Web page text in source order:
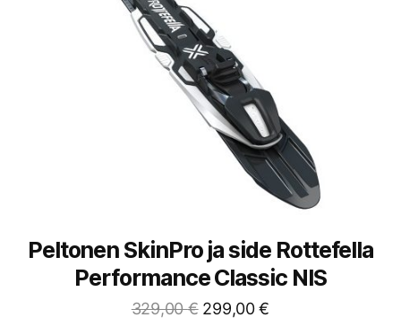
Peltonen SkinPro ja side Rottefella
Performance Classic NIS
329,00€ 299,00€